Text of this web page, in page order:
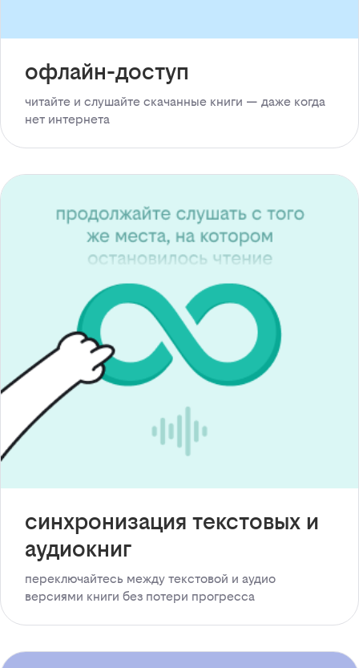
офлайн-доступ
читайте и слушайте скачанные книги — даже когда
нет интернета
синхронизация текстовых и
аудиокниг
переключайтесь между текстовой и аудио
версиями книги без потери прогресса